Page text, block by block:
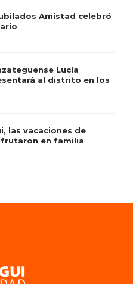
Amistad celebró
Lucía
al distrito en los
las vacaciones de
en familia